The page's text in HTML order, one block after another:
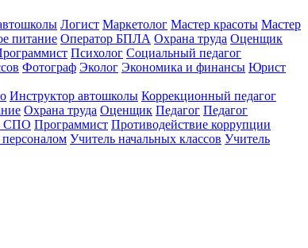
Логист Маркетолог Мастер красоты Мастер
питание Оператор БПЛА Охрана труда Оценщик
Психолог Социальный педагог
Фотограф Эколог Экономика и финансы Юрист
Инструктор автошколы Коррекционный педагог
Охрана труда Оценщик Педагог Педагог
СПО Программист Противодействие коррупции
Учитель начальных классов Учитель